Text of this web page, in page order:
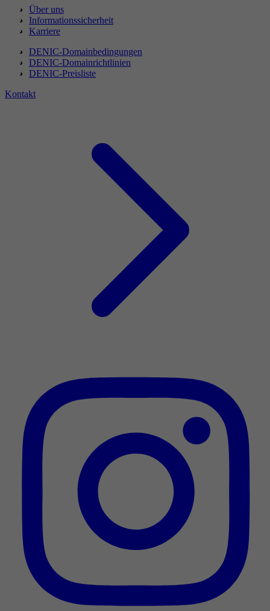
Über uns
Informationssicherheit
Karriere
DENIC-Domainbedingungen
DENIC-Domainrichtlinien
DENIC-Preisliste
Kontakt